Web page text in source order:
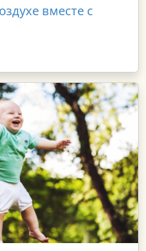
вместе с